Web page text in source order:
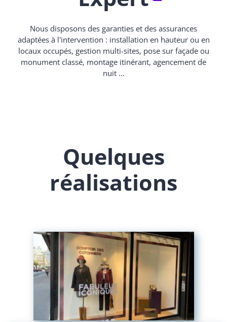
Nous disposons des garanties et des assurances
adaptées à l'intervention : installation en hauteur ou en
locaux occupés, gestion multi-sites, pose sur façade ou
monument classé, montage itinérant, agencement de
nuit ...
Quelques
réalisations